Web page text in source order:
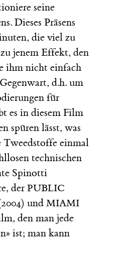
seine
Dieses Präsens
die viel zu
jenem Effekt, den
ihm nicht einfach
d.h. um
für
es in diesem Film
spüren lässt, was
Tweedstoffe einmal
technischen
Spinotti
der PUBLIC
und MIAMI
den man jede
ist; man kann